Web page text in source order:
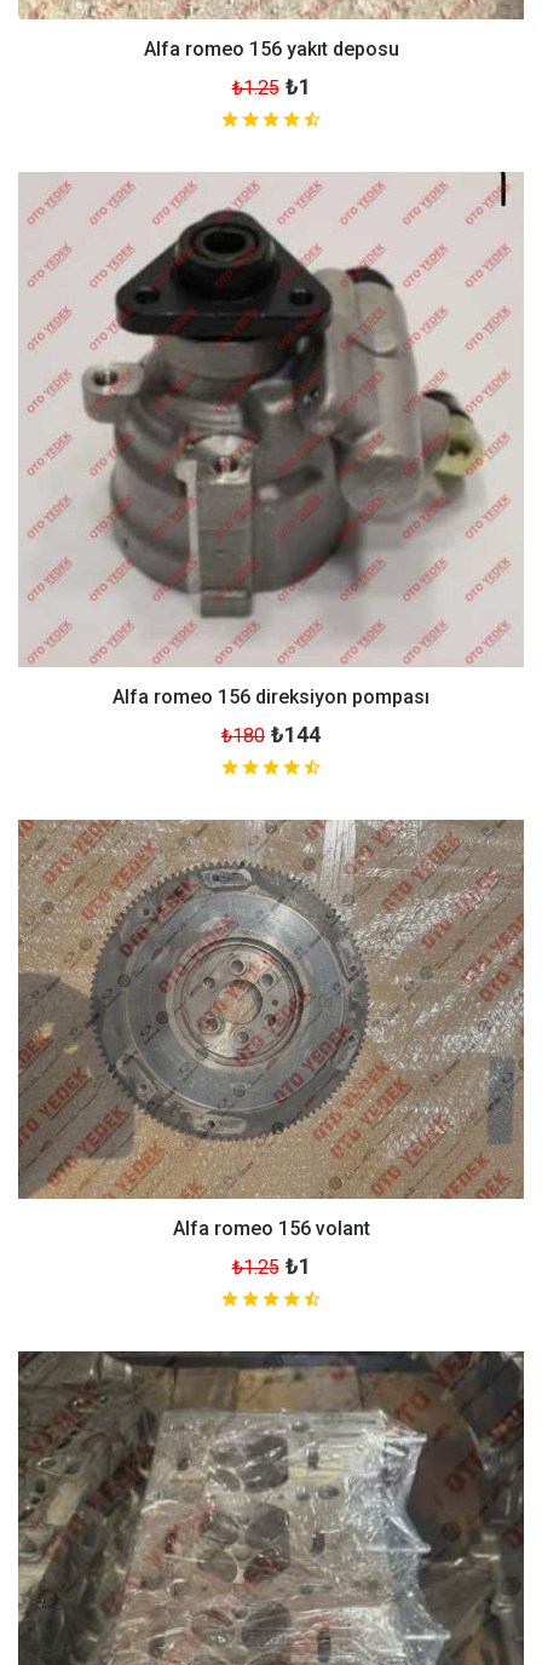
Alfa romeo 156 yakıt deposu
₺1.25 ₺1
Alfa romeo 156 direksiyon pompası
₺180 ₺144
Alfa romeo 156 volant
₺1.25 ₺1